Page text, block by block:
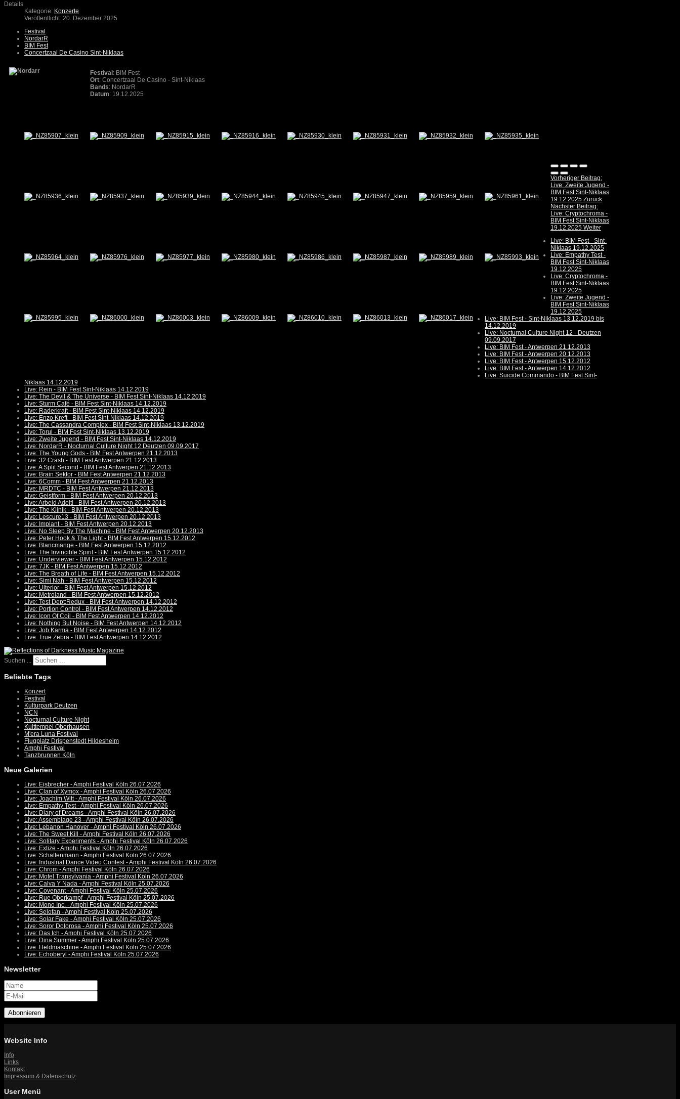
Details
Kategorie: Konzerte
Veröffentlicht: 20. Dezember 2025
Festival
NordarR
BIM Fest
Concertzaal De Casino Sint-Niklaas
Festival : BIM Fest
Ort: Concertzaal De Casino - Sint-Niklaas
Bands: NordarR
Datum: 19.12.2025
Vorheriger Beitrag:
Live: Zweite Jugend -
BIM Fest Sint-Niklaas
19.12.2025 Zurück
Nächster Beitrag:
Live: Cryptochroma -
BIM Fest Sint-Niklaas
19.12.2025 Weiter
Live: BIM Fest - Sint-
Niklaas 19.12.2025
Live: Empathy Test -
BIM Fest Sint-Niklaas
19.12.2025
Live: Cryptochroma -
BIM Fest Sint-Niklaas
19.12.2025
Live: Zweite Jugend -
BIM Fest Sint-Niklaas
19.12.2025
Live: BIM Fest - Sint-Niklaas 13.12.2019 bis
14.12.2019
Live: Nocturnal Culture Night 12 - Deutzen
09.09.2017
Live: BIM Fest - Antwerpen 21.12.2013
Live: BIM Fest - Antwerpen 20.12.2013
Live: BIM Fest - Antwerpen 15.12.2012
Live: BIM Fest - Antwerpen 14.12.2012
Live: Suicide Commando - BIM Fest Sint-
Niklaas 14.12.2019
Live: Rein - BIM Fest Sint-Niklaas 14.12.2019
Live: The Devil & The Universe - BIM Fest Sint-Niklaas 14.12.2019
Live: Sturm Café - BIM Fest Sint-Niklaas 14.12.2019
Live: Raderkraft - BIM Fest Sint-Niklaas 14.12.2019
Live: Enzo Kreft - BIM Fest Sint-Niklaas 14.12.2019
Live: The Cassandra Complex - BIM Fest Sint-Niklaas 13.12.2019
Live: Torul - BIM Fest Sint-Niklaas 13.12.2019
Live: Zweite Jugend - BIM Fest Sint-Niklaas 14.12.2019
Live: NordarR - Nocturnal Culture Night 12 Deutzen 09.09.2017
Live: The Young Gods - BIM Fest Antwerpen 21.12.2013
Live: 32 Crash - BIM Fest Antwerpen 21.12.2013
Live: A Split Second - BIM Fest Antwerpen 21.12.2013
Live: Brain Sektor - BIM Fest Antwerpen 21.12.2013
Live: 6Comm - BIM Fest Antwerpen 21.12.2013
Live: MRDTC - BIM Fest Antwerpen 21.12.2013
Live: Geistform - BIM Fest Antwerpen 20.12.2013
Live: Arbeid Adelt! - BIM Fest Antwerpen 20.12.2013
Live: The Klinik - BIM Fest Antwerpen 20.12.2013
Live: Lescure13 - BIM Fest Antwerpen 20.12.2013
Live: Implant - BIM Fest Antwerpen 20.12.2013
Live: No Sleep By The Machine - BIM Fest Antwerpen 20.12.2013
Live: Peter Hook & The Light - BIM Fest Antwerpen 15.12.2012
Live: Blancmange - BIM Fest Antwerpen 15.12.2012
Live: The Invincible Spirit - BIM Fest Antwerpen 15.12.2012
Live: Underviewer - BIM Fest Antwerpen 15.12.2012
Live: 7JK - BIM Fest Antwerpen 15.12.2012
Live: The Breath of Life - BIM Fest Antwerpen 15.12.2012
Live: Simi Nah - BIM Fest Antwerpen 15.12.2012
Live: Ulterior - BIM Fest Antwerpen 15.12.2012
Live: Metroland - BIM Fest Antwerpen 15.12.2012
Live: Test Dept:Redux - BIM Fest Antwerpen 14.12.2012
Live: Portion Control - BIM Fest Antwerpen 14.12.2012
Live: Icon Of Coil - BIM Fest Antwerpen 14.12.2012
Live: Nothing But Noise - BIM Fest Antwerpen 14.12.2012
Live: Job Karma - BIM Fest Antwerpen 14.12.2012
Live: True Zebra - BIM Fest Antwerpen 14.12.2012
Suchen ...
Beliebte Tags
Konzert
Festival
Kulturpark Deutzen
NCN
Nocturnal Culture Night
Kulttempel Oberhausen
M'era Luna Festival
Flugplatz Drispenstedt Hildesheim
Amphi Festival
Tanzbrunnen Köln
Neue Galerien
Live: Eisbrecher - Amphi Festival Köln 26.07.2026
Live: Clan of Xymox - Amphi Festival Köln 26.07.2026
Live: Joachim Witt - Amphi Festival Köln 26.07.2026
Live: Empathy Test - Amphi Festival Köln 26.07.2026
Live: Diary of Dreams - Amphi Festival Köln 26.07.2026
Live: Assemblage 23 - Amphi Festival Köln 26.07.2026
Live: Lebanon Hanover - Amphi Festival Köln 26.07.2026
Live: The Sweet Kill - Amphi Festival Köln 26.07.2026
Live: Solitary Experiments - Amphi Festival Köln 26.07.2026
Live: Extize - Amphi Festival Köln 26.07.2026
Live: Schattenmann - Amphi Festival Köln 26.07.2026
Live: Industrial Dance Video Contest - Amphi Festival Köln 26.07.2026
Live: Chrom - Amphi Festival Köln 26.07.2026
Live: Motel Transylvania - Amphi Festival Köln 26.07.2026
Live: Calva Y Nada - Amphi Festival Köln 25.07.2026
Live: Covenant - Amphi Festival Köln 25.07.2026
Live: Rue Oberkampf - Amphi Festival Köln 25.07.2026
Live: Mono Inc. - Amphi Festival Köln 25.07.2026
Live: Selofan - Amphi Festival Köln 25.07.2026
Live: Solar Fake - Amphi Festival Köln 25.07.2026
Live: Soror Dolorosa - Amphi Festival Köln 25.07.2026
Live: Das Ich - Amphi Festival Köln 25.07.2026
Live: Dina Summer - Amphi Festival Köln 25.07.2026
Live: Heldmaschine - Amphi Festival Köln 25.07.2026
Live: Echoberyl - Amphi Festival Köln 25.07.2026
Newsletter
Abonnieren
Website Info
Info
Links
Kontakt
Impressum & Datenschutz
User Menü